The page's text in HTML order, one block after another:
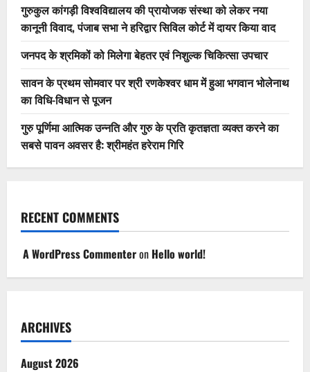
गुरुकुल कांगड़ी विश्वविद्यालय की प्रायोजक संस्था को लेकर नया
कानूनी विवाद, पंजाब सभा ने हरिद्वार सिविल कोर्ट में दायर किया वाद
जनपद के श्रमिकों को मिलेगा बेहतर एवं निशुल्क चिकित्सा उपचार
सावन के प्रथम सोमवार पर श्री रणकेश्वर धाम में हुआ भगवान भोलेनाथ
का विधि-विधान से पूजन
गुरु पूर्णिमा आत्मिक उन्नति और गुरु के प्रति कृतज्ञता व्यक्त करने का
सबसे पावन अवसर है: श्रीमहंत हरेराम गिरि
RECENT COMMENTS
A WordPress Commenteron Hello world!
ARCHIVES
August 2026